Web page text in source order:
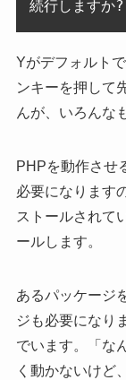
続行します
Yがデフォルト
ンキーを押して
んが、いろんな
PHPを動作させ
必要になります
ストールされて
ールします。
あるパッケージ
ジも必要になり
でいます。「な
く動かないけど